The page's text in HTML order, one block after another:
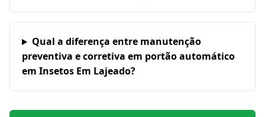
Qual a diferença entre manutenção
preventiva e corretiva em portão automático
em Insetos Em Lajeado?